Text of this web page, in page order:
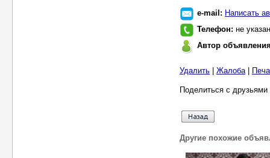
e-mail: Написать
Телефон: не указан
Автор
Удалить Жалоба|
Поделиться с
Другие похожие